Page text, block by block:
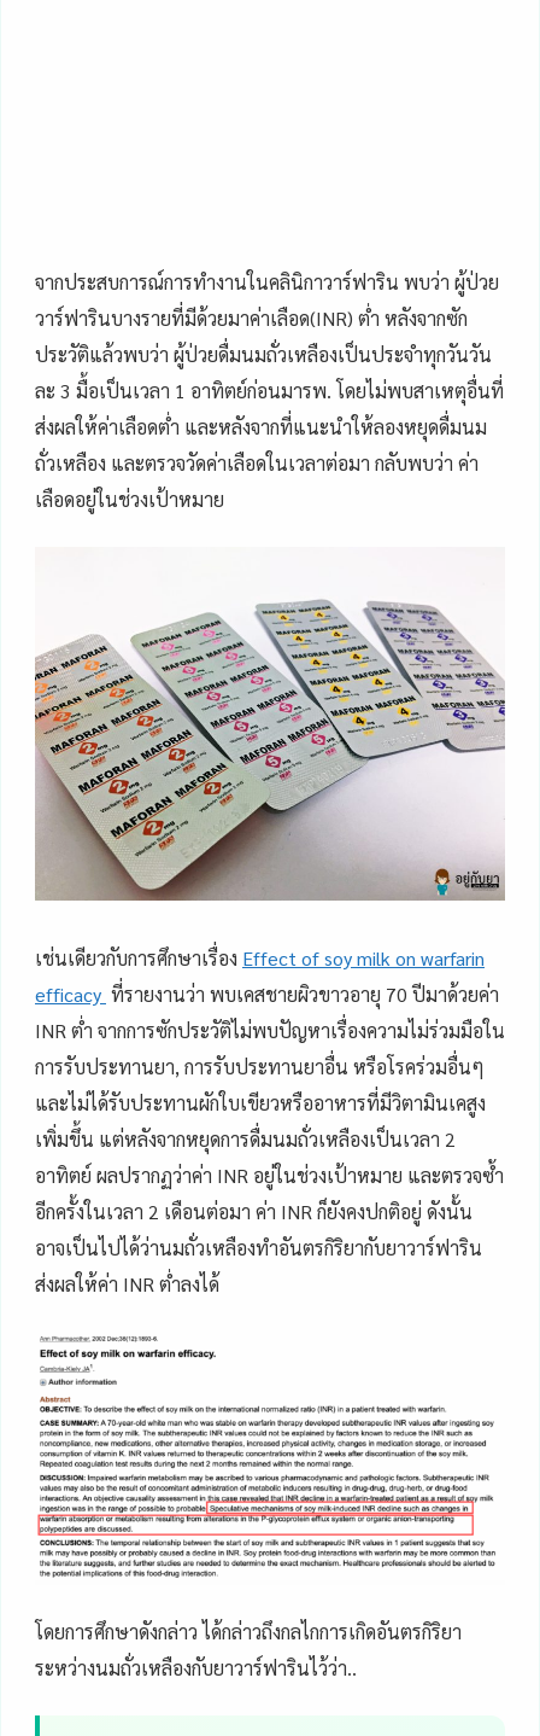
จากประสบการณ์การทำงานในคลินิกาวาร์ฟาริน พบว่า ผู้ป่วย
วาร์ฟารินบางรายที่มีด้วยมาค่าเลือด(INR) ต่ำ หลังจากซัก
ประวัติแล้วพบว่า ผู้ป่วยดื่มนมถั่วเหลืองเป็นประจำทุกวันวัน
ละ 3 มื้อเป็นเวลา 1 อาทิตย์ก่อนมารพ. โดยไม่พบสาเหตุอื่นที่
ส่งผลให้ค่าเลือดต่ำ และหลังจากที่แนะนำให้ลองหยุดดื่มนม
ถั่วเหลือง และตรวจวัดค่าเลือดในเวลาต่อมา กลับพบว่า ค่า
เลือดอยู่ในช่วงเป้าหมาย
เช่นเดียวกับการศึกษาเรื่อง Effect of soy milk on warfarin
efficacy ที่รายงานว่า พบเคสชายผิวขาวอายุ 70 ปีมาด้วยค่า
INR ต่ำ จากการซักประวัติไม่พบปัญหาเรื่องความไม่ร่วมมือใน
การรับประทานยา, การรับประทานยาอื่น หรือโรคร่วมอื่นๆ
และไม่ได้รับประทานผักใบเขียวหรืออาหารที่มีวิตามินเคสูง
เพิ่มขึ้น แต่หลังจากหยุดการดื่มนมถั่วเหลืองเป็นเวลา 2
อาทิตย์ ผลปรากฏว่าค่า INR อยู่ในช่วงเป้าหมาย และตรวจซ้ำ
อีกครั้งในเวลา 2 เดือนต่อมา ค่า INR ก็ยังคงปกติอยู่ ดังนั้น
อาจเป็นไปได้ว่านมถั่วเหลืองทำอันตรกิริยากับยาวาร์ฟาริน
ส่งผลให้ค่า INR ต่ำลงได้
โดยการศึกษาดังกล่าว ได้กล่าวถึงกลไกการเกิดอันตรกิริยา
ระหว่างนมถั่วเหลืองกับยาวาร์ฟารินไว้ว่า..